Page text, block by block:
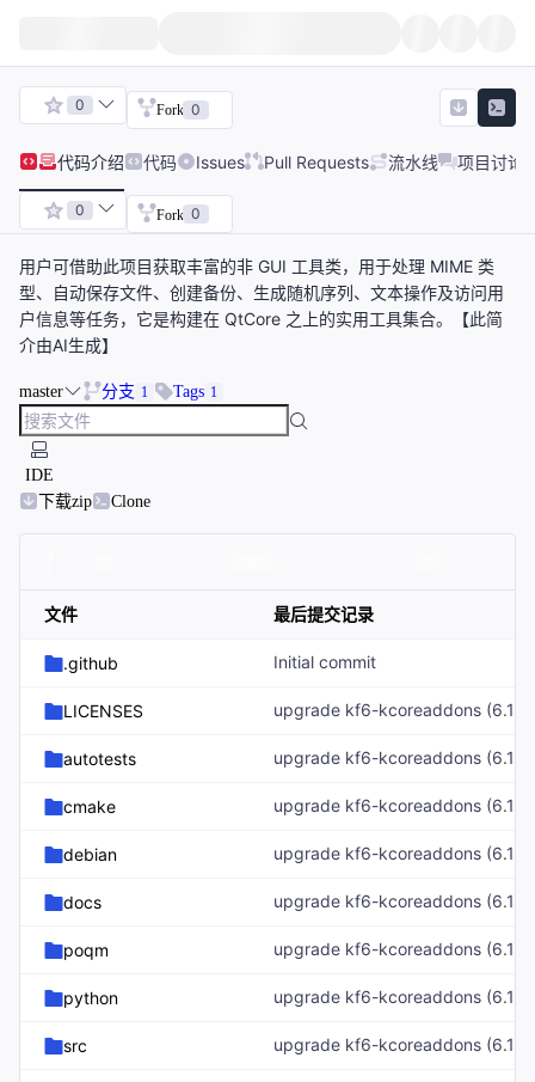
0 Fork 0
代码介绍 代码 Issues Pull Requests 流水线 项目讨论
0 Fork 0
用户可借助此项目获取丰富的非 GUI 工具类，用于处理 MIME 类
型、自动保存文件、创建备份、生成随机序列、文本操作及访问用
户信息等任务，它是构建在 QtCore 之上的实用工具集合。【此简
介由AI生成】
master 分支 1 Tags 1
IDE
下载zip
Clone
文件 最后提交记录
.github Initial commit
LICENSES
autotests
cmake
debian
docs
poqm
python
src